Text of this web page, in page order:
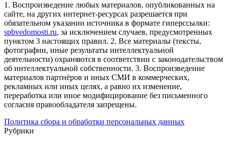
1. Воспроизведение любых материалов, опубликованных на
сайте, на других интернет-ресурсах разрешается при
обязательном указании источника в формате гиперссылки:
spbvedomosti.ru, за исключением случаев, предусмотренных
пунктом 3 настоящих правил. 2. Все материалы (тексты,
фотографии, иные результаты интеллектуальной
деятельности) охраняются в соответствии с законодательством
об интеллектуальной собственности. 3. Воспроизведение
материалов партнёров и иных СМИ в коммерческих,
рекламных или иных целях, а равно их изменение,
переработка или иное модифицирование без письменного
согласия правообладателя запрещены.
Политика сбора и обработки персональных данных
Рубрики